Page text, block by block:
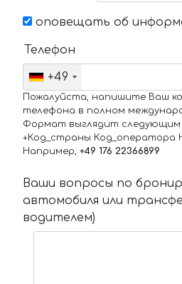
оповещать об
Телефон
+49
Пожалуйста, напишите Ваш
телефона в полном
Формат выглядит следующим
+Код_страны Код_оператора
Например, +49 176 22366899
Ваши вопросы по
автомобиля или
водителем)